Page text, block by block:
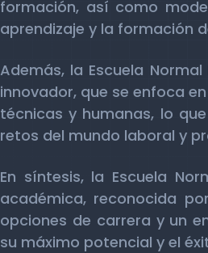
formación, así como
aprendizaje y la formación
Además, la Escuela
innovador, que se enfoca
técnicas y humanas, lo
retos del mundo laboral y
En síntesis, la Escuela
académica, reconocida
opciones de carrera y un
su máximo potencial y el